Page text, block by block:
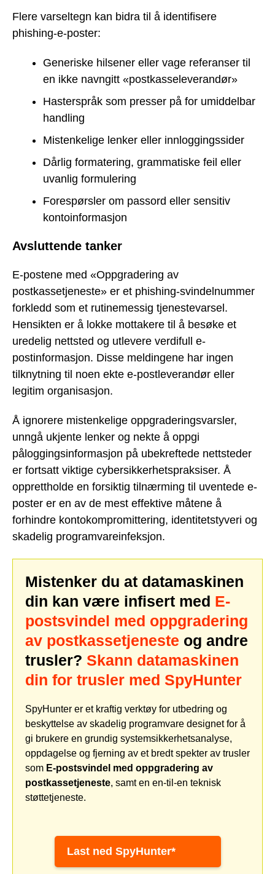
Flere varseltegn kan bidra til å identifisere
phishing-e-poster:
Generiske hilsener eller vage referanser til
en ikke navngitt «postkasseleverandør»
Hasterspråk som presser på for umiddelbar
handling
Mistenkelige lenker eller innloggingssider
Dårlig formatering, grammatiske feil eller
uvanlig formulering
Forespørsler om passord eller sensitiv
kontoinformasjon
Avsluttende tanker
E-postene med «Oppgradering av
postkassetjeneste» er et phishing-svindelnummer
forkledd som et rutinemessig tjenestevarsel.
Hensikten er å lokke mottakere til å besøke et
uredelig nettsted og utlevere verdifull e-
postinformasjon. Disse meldingene har ingen
tilknytning til noen ekte e-postleverandør eller
legitim organisasjon.
Å ignorere mistenkelige oppgraderingsvarsler,
unngå ukjente lenker og nekte å oppgi
påloggingsinformasjon på ubekreftede nettsteder
er fortsatt viktige cybersikkerhetspraksiser. Å
opprettholde en forsiktig tilnærming til uventede e-
poster er en av de mest effektive måtene å
forhindre kontokompromittering, identitetstyveri og
skadelig programvareinfeksjon.
Mistenker du at datamaskinen
din kan være infisert med E-
postsvindel med oppgradering
av postkassetjeneste og andre
trusler? Skann datamaskinen
din for trusler med SpyHunter
SpyHunter er et kraftig verktøy for utbedring og
beskyttelse av skadelig programvare designet for å
gi brukere en grundig systemsikkerhetsanalyse,
oppdagelse og fjerning av et bredt spekter av trusler
som E-postsvindel med oppgradering av
postkassetjeneste, samt en en-til-en teknisk
støttetjeneste.
Last ned SpyHunter*